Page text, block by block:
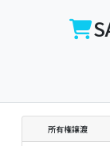
所有権譲渡